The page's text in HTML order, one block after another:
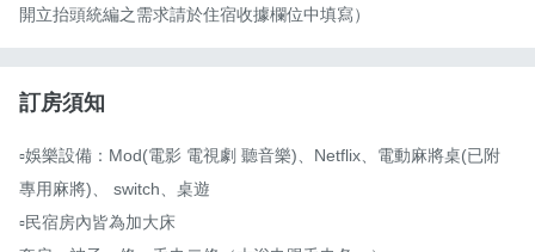
開立抬頭統編之需求請於住宿收據欄位中填寫）
訂房須知
▫娛樂設備：Mod(電影 電視劇 聽音樂)、Netflix、電動麻將桌(已附
專用麻將)、 switch、桌遊
▫民宿房內皆為加大床